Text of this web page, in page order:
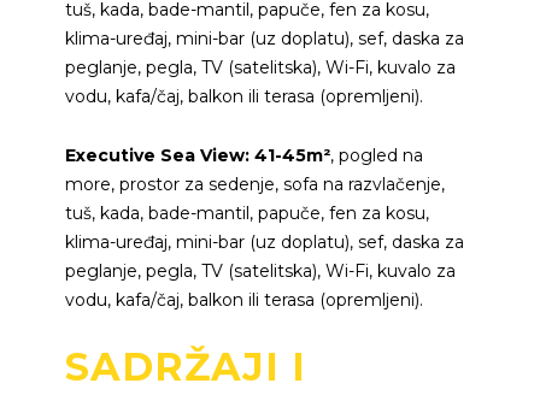
tuš, kada, bade-mantil, papuče, fen za kosu,
klima-uređaj, mini-bar (uz doplatu), sef, daska za
peglanje, pegla, TV (satelitska), Wi-Fi, kuvalo za
vodu, kafa/čaj, balkon ili terasa (opremljeni).
Executive Sea View: 41-45m², pogled na
more, prostor za sedenje, sofa na razvlačenje,
tuš, kada, bade-mantil, papuče, fen za kosu,
klima-uređaj, mini-bar (uz doplatu), sef, daska za
peglanje, pegla, TV (satelitska), Wi-Fi, kuvalo za
vodu, kafa/čaj, balkon ili terasa (opremljeni).
SADRŽAJI I